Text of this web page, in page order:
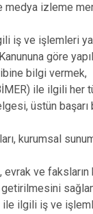
medya izleme
iş ve işlemleri
göre
bilgi vermek,
ile ilgili her
üstün
kurumsal
ve faksların
ile ilgili iş ve